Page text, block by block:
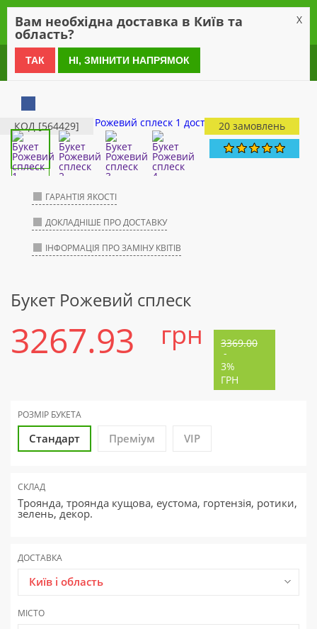
0 800 21 54 55
КОД [564429] 20 замовлень
ГАРАНТІЯ ЯКОСТІ
ДОКЛАДНІШЕ ПРО ДОСТАВКУ
ІНФОРМАЦІЯ ПРО ЗАМІНУ КВІТІВ
Букет Рожевий сплеск
3267.93 грн 3369.00
-
3%
ГРН
РОЗМІР БУКЕТА
Стандарт Преміум VIP
СКЛАД
Троянда, троянда кущова, еустома, гортензія, ротики,
зелень, декор.
ДОСТАВКА
Київ і область
МІСТО
Вам необхідна доставка в Київ та
область?
X
ТАК НІ, ЗМІНИТИ НАПРЯМОК